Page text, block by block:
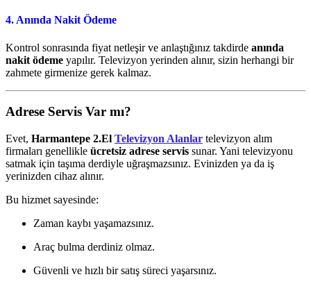
4.Anında Nakit Ödeme
Kontrol sonrasında fiyat netleşir ve anlaştığınız takdirde anında
nakit ödeme yapılır. Televizyon yerinden alınır, sizin herhangi bir
zahmete girmenize gerek kalmaz.
Adrese Servis Var mı?
Evet, Harmantepe 2.El Televizyon Alanlar televizyon alım
firmaları genellikle ücretsiz adrese servis sunar. Yani televizyonu
satmak için taşıma derdiyle uğraşmazsınız. Evinizden ya da iş
yerinizden cihaz alınır.
Bu hizmet sayesinde:
Zaman kaybı yaşamazsınız.
Araç bulma derdiniz olmaz.
Güvenli ve hızlı bir satış süreci yaşarsınız.